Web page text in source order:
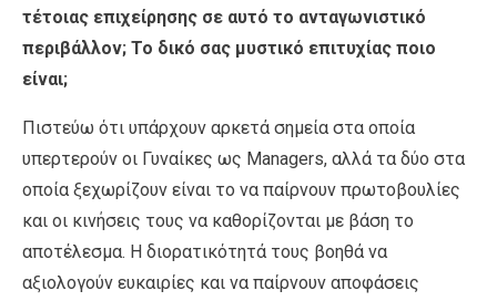
τέτοιας επιχείρησης σε αυτό το ανταγωνιστικό
περιβάλλον; Το δικό σας μυστικό επιτυχίας ποιο
είναι;
Πιστεύω ότι υπάρχουν αρκετά σημεία στα οποία
υπερτερούν οι Γυναίκες ως Managers, αλλά τα δύο στα
οποία ξεχωρίζουν είναι το να παίρνουν πρωτοβουλίες
και οι κινήσεις τους να καθορίζονται με βάση το
αποτέλεσμα. Η διορατικότητά τους βοηθά να
αξιολογούν ευκαιρίες και να παίρνουν αποφάσεις